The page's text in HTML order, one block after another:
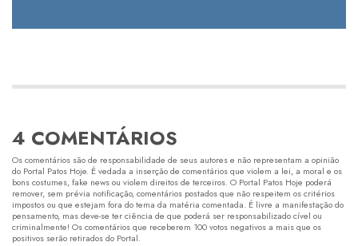
4 COMENTÁRIOS
Os comentários são de responsabilidade de seus autores e não representam a opinião
do Portal Patos Hoje. É vedada a inserção de comentários que violem a lei, a moral e os
bons costumes, fake news ou violem direitos de terceiros. O Portal Patos Hoje poderá
remover, sem prévia notificação, comentários postados que não respeitem os critérios
impostos ou que estejam fora do tema da matéria comentada. É livre a manifestação do
pensamento, mas deve-se ter ciência de que poderá ser responsabilizado cível ou
criminalmente! Os comentários que receberem 100 votos negativos a mais que os
positivos serão retirados do Portal.